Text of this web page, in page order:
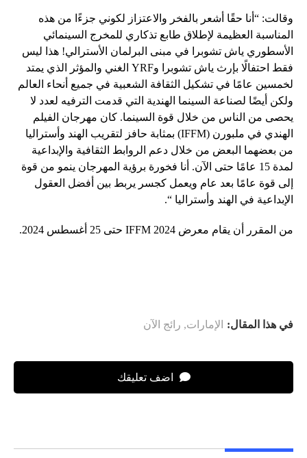
وقالت: “أنا حقًا أشعر بالفخر والاعتزاز لكوني جزءًا من هذه
المناسبة العظيمة لإطلاق طابع تذكاري للمخرج السينمائي
الأسطوري ياش تشوبرا في مبنى البرلمان الأسترالي! هذا ليس
فقط احتفالًا بإرث ياش تشوبرا وYRF الغني والمؤثر الذي يمتد
لخمسين عامًا في تشكيل الثقافة الشعبية في جميع أنحاء العالم
ولكن أيضًا لصناعة السينما الهندية التي قدمت الترفيه لعدد لا
يحصى من الناس من خلال قوة السينما. كان مهرجان الفيلم
الهندي في ملبورن (IFFM) بمثابة حافز لتقريب الهند وأستراليا
من بعضهما البعض من خلال دعم الروابط الثقافية والإبداعية
لمدة 15 عامًا حتى الآن. أنا فخورة برؤية المهرجان ينمو من قوة
إلى قوة عامًا بعد عام ويعمل كجسر يربط بين أفضل العقول
الإبداعية في الهند وأستراليا “.
من المقرر أن يقام معرض IFFM 2024 حتى 25 أغسطس 2024.
في هذا المقال: الإمارات, رائج الآن
اضف تعليقك